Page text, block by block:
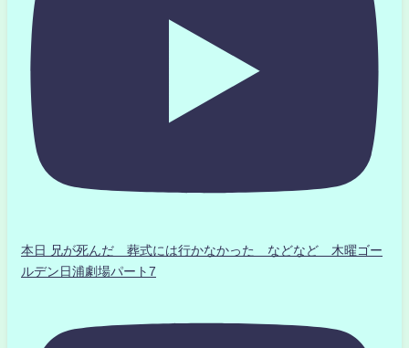
本日 兄が死んだ 葬式には行かなかった などなど 木曜ゴー
ルデン日浦劇場パート7